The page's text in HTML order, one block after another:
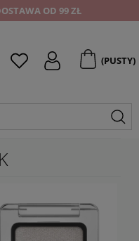
OD 99 ZŁ
(PUSTY)